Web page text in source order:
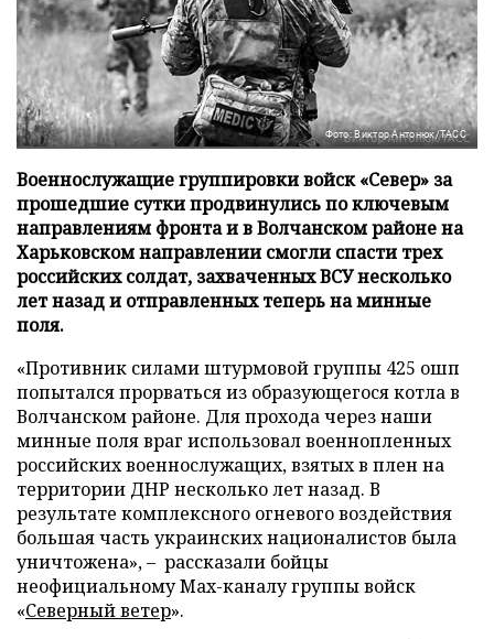
Фото: Виктор Антонюк/ТАСС
Военнослужащие группировки войск «Север» за
прошедшие сутки продвинулись по ключевым
направлениям фронта и в Волчанском районе на
Харьковском направлении смогли спасти трех
российских солдат, захваченных ВСУ несколько
лет назад и отправленных теперь на минные
поля.
«Противник силами штурмовой группы 425 ошп
попытался прорваться из образующегося котла в
Волчанском районе. Для прохода через наши
минные поля враг использовал военнопленных
российских военнослужащих, взятых в плен на
территории ДНР несколько лет назад. В
результате комплексного огневого воздействия
большая часть украинских националистов была
уничтожена», – рассказали бойцы
неофициальному Max-каналу группы войск
«Северный ветер».